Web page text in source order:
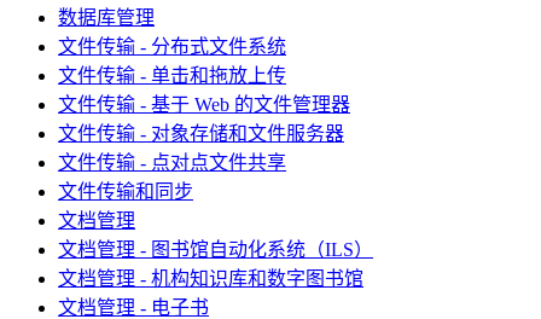
数据库管理
文件传输 - 分布式文件系统
文件传输 - 单击和拖放上传
文件传输 - 基于 Web 的文件管理器
文件传输 - 对象存储和文件服务器
文件传输 - 点对点文件共享
文件传输和同步
文档管理
文档管理 - 图书馆自动化系统（ILS）
文档管理 - 机构知识库和数字图书馆
文档管理 - 电子书